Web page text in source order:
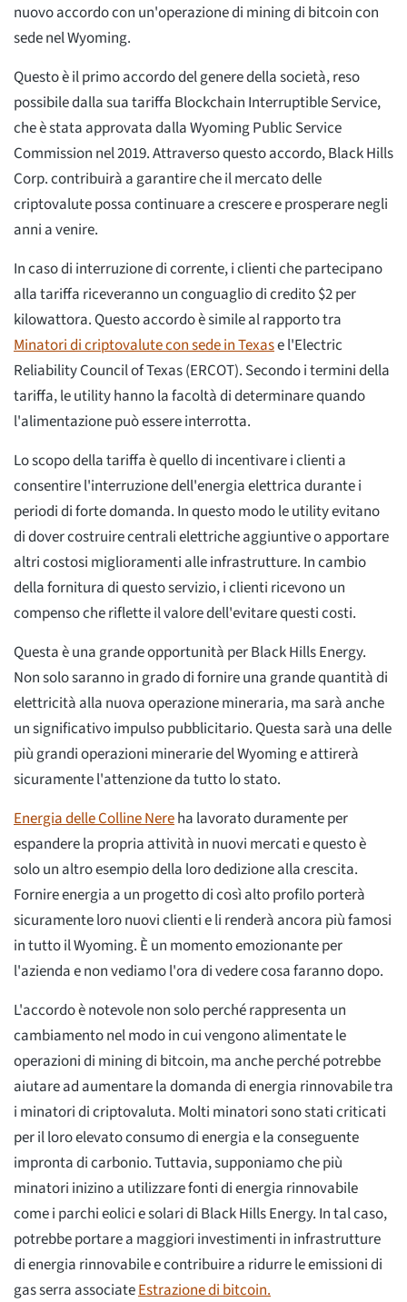
nuovo accordo con un'operazione di mining di bitcoin con
sede nel Wyoming.
Questo è il primo accordo del genere della società, reso
possibile dalla sua tariffa Blockchain Interruptible Service,
che è stata approvata dalla Wyoming Public Service
Commission nel 2019. Attraverso questo accordo, Black Hills
Corp. contribuirà a garantire che il mercato delle
criptovalute possa continuare a crescere e prosperare negli
anni a venire.
In caso di interruzione di corrente, i clienti che partecipano
alla tariffa riceveranno un conguaglio di credito $2 per
kilowattora. Questo accordo è simile al rapporto tra
Minatori di criptovalute con sede in Texase l'Electric
Reliability Council of Texas (ERCOT). Secondo i termini della
tariffa, le utility hanno la facoltà di determinare quando
l'alimentazione può essere interrotta.
Lo scopo della tariffa è quello di incentivare i clienti a
consentire l'interruzione dell'energia elettrica durante i
periodi di forte domanda. In questo modo le utility evitano
di dover costruire centrali elettriche aggiuntive o apportare
altri costosi miglioramenti alle infrastrutture. In cambio
della fornitura di questo servizio, i clienti ricevono un
compenso che riflette il valore dell'evitare questi costi.
Questa è una grande opportunità per Black Hills Energy.
Non solo saranno in grado di fornire una grande quantità di
elettricità alla nuova operazione mineraria, ma sarà anche
un significativo impulso pubblicitario. Questa sarà una delle
più grandi operazioni minerarie del Wyoming e attirerà
sicuramente l'attenzione da tutto lo stato.
Energia delle Colline Nereha lavorato duramente per
espandere la propria attività in nuovi mercati e questo è
solo un altro esempio della loro dedizione alla crescita.
Fornire energia a un progetto di così alto profilo porterà
sicuramente loro nuovi clienti e li renderà ancora più famosi
in tutto il Wyoming. È un momento emozionante per
l'azienda e non vediamo l'ora di vedere cosa faranno dopo.
L'accordo è notevole non solo perché rappresenta un
cambiamento nel modo in cui vengono alimentate le
operazioni di mining di bitcoin, ma anche perché potrebbe
aiutare ad aumentare la domanda di energia rinnovabile tra
i minatori di criptovaluta. Molti minatori sono stati criticati
per il loro elevato consumo di energia e la conseguente
impronta di carbonio. Tuttavia, supponiamo che più
minatori inizino a utilizzare fonti di energia rinnovabile
come i parchi eolici e solari di Black Hills Energy. In tal caso,
potrebbe portare a maggiori investimenti in infrastrutture
di energia rinnovabile e contribuire a ridurre le emissioni di
gas serra associateEstrazione di bitcoin.